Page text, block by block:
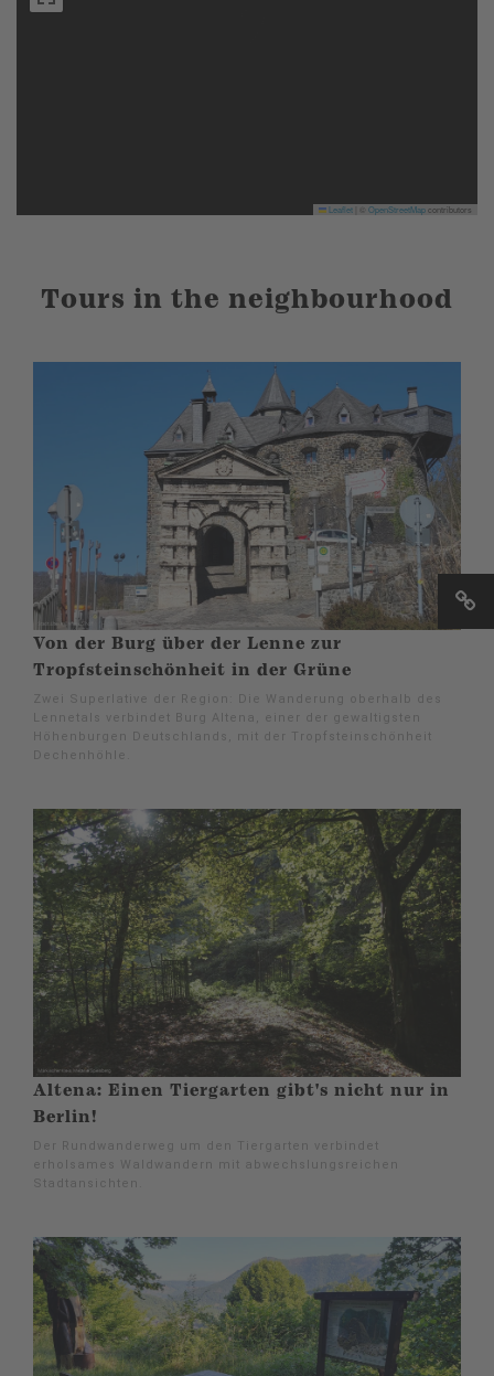
Leaflet OpenStreetMapcontributors
Tours in the neighbourhood
Von der Burg über der Lenne zur
Tropfsteinschönheit in der Grüne
Zwei Superlative der Region: Die Wanderung oberhalb des
Lennetals verbindet Burg Altena, einer der gewaltigsten
Höhenburgen Deutschlands, mit der Tropfsteinschönheit
Dechenhöhle.
Altena: Einen Tiergarten gibt's nicht nur in
Berlin!
Der Rundwanderweg um den Tiergarten verbindet
erholsames Waldwandern mit abwechslungsreichen
Stadtansichten.